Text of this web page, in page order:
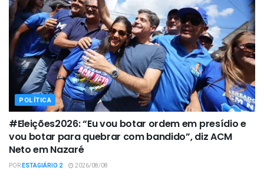
POLÍTICA
#Eleições2026: “Eu vou botar ordem em presídio e
vou botar para quebrar com bandido”, diz ACM
Neto em Nazaré
PORESTAGIÁRIO 2 2026/08/08